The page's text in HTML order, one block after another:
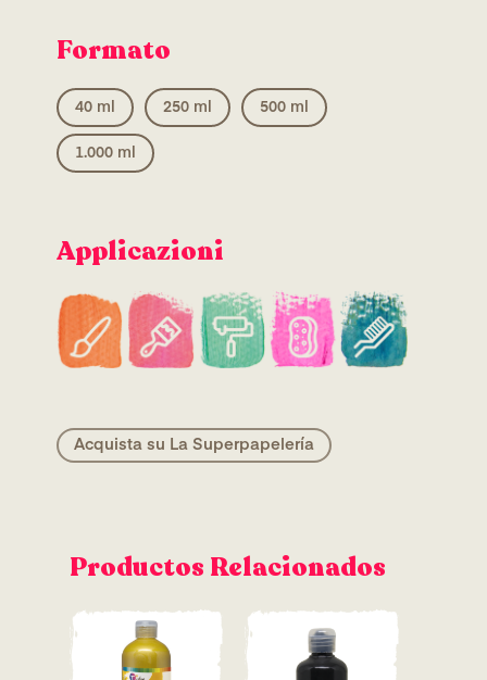
Formato
40 ml 250 ml 500 ml
1.000 ml
Applicazioni
Acquista su La Superpapelería
Productos Relacionados